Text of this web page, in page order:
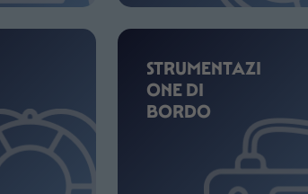
STRUMENTAZI
ONE DI
BORDO